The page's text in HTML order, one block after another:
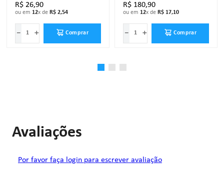
R$ 26,90
ou em 12x de R$ 2,54
＋
－ Comprar
R$ 180,90
ou em 12x de R$ 17,10
＋
－ Comprar
Avaliações
Por favor faça login para escrever avaliação